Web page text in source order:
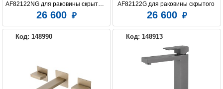
AF82122NG для раковины скрытого
монтажа, никель
26 600
AF82122G для раковины скрытого
монтажа, матовое золото
26 600
Код: 148990 Код: 148913